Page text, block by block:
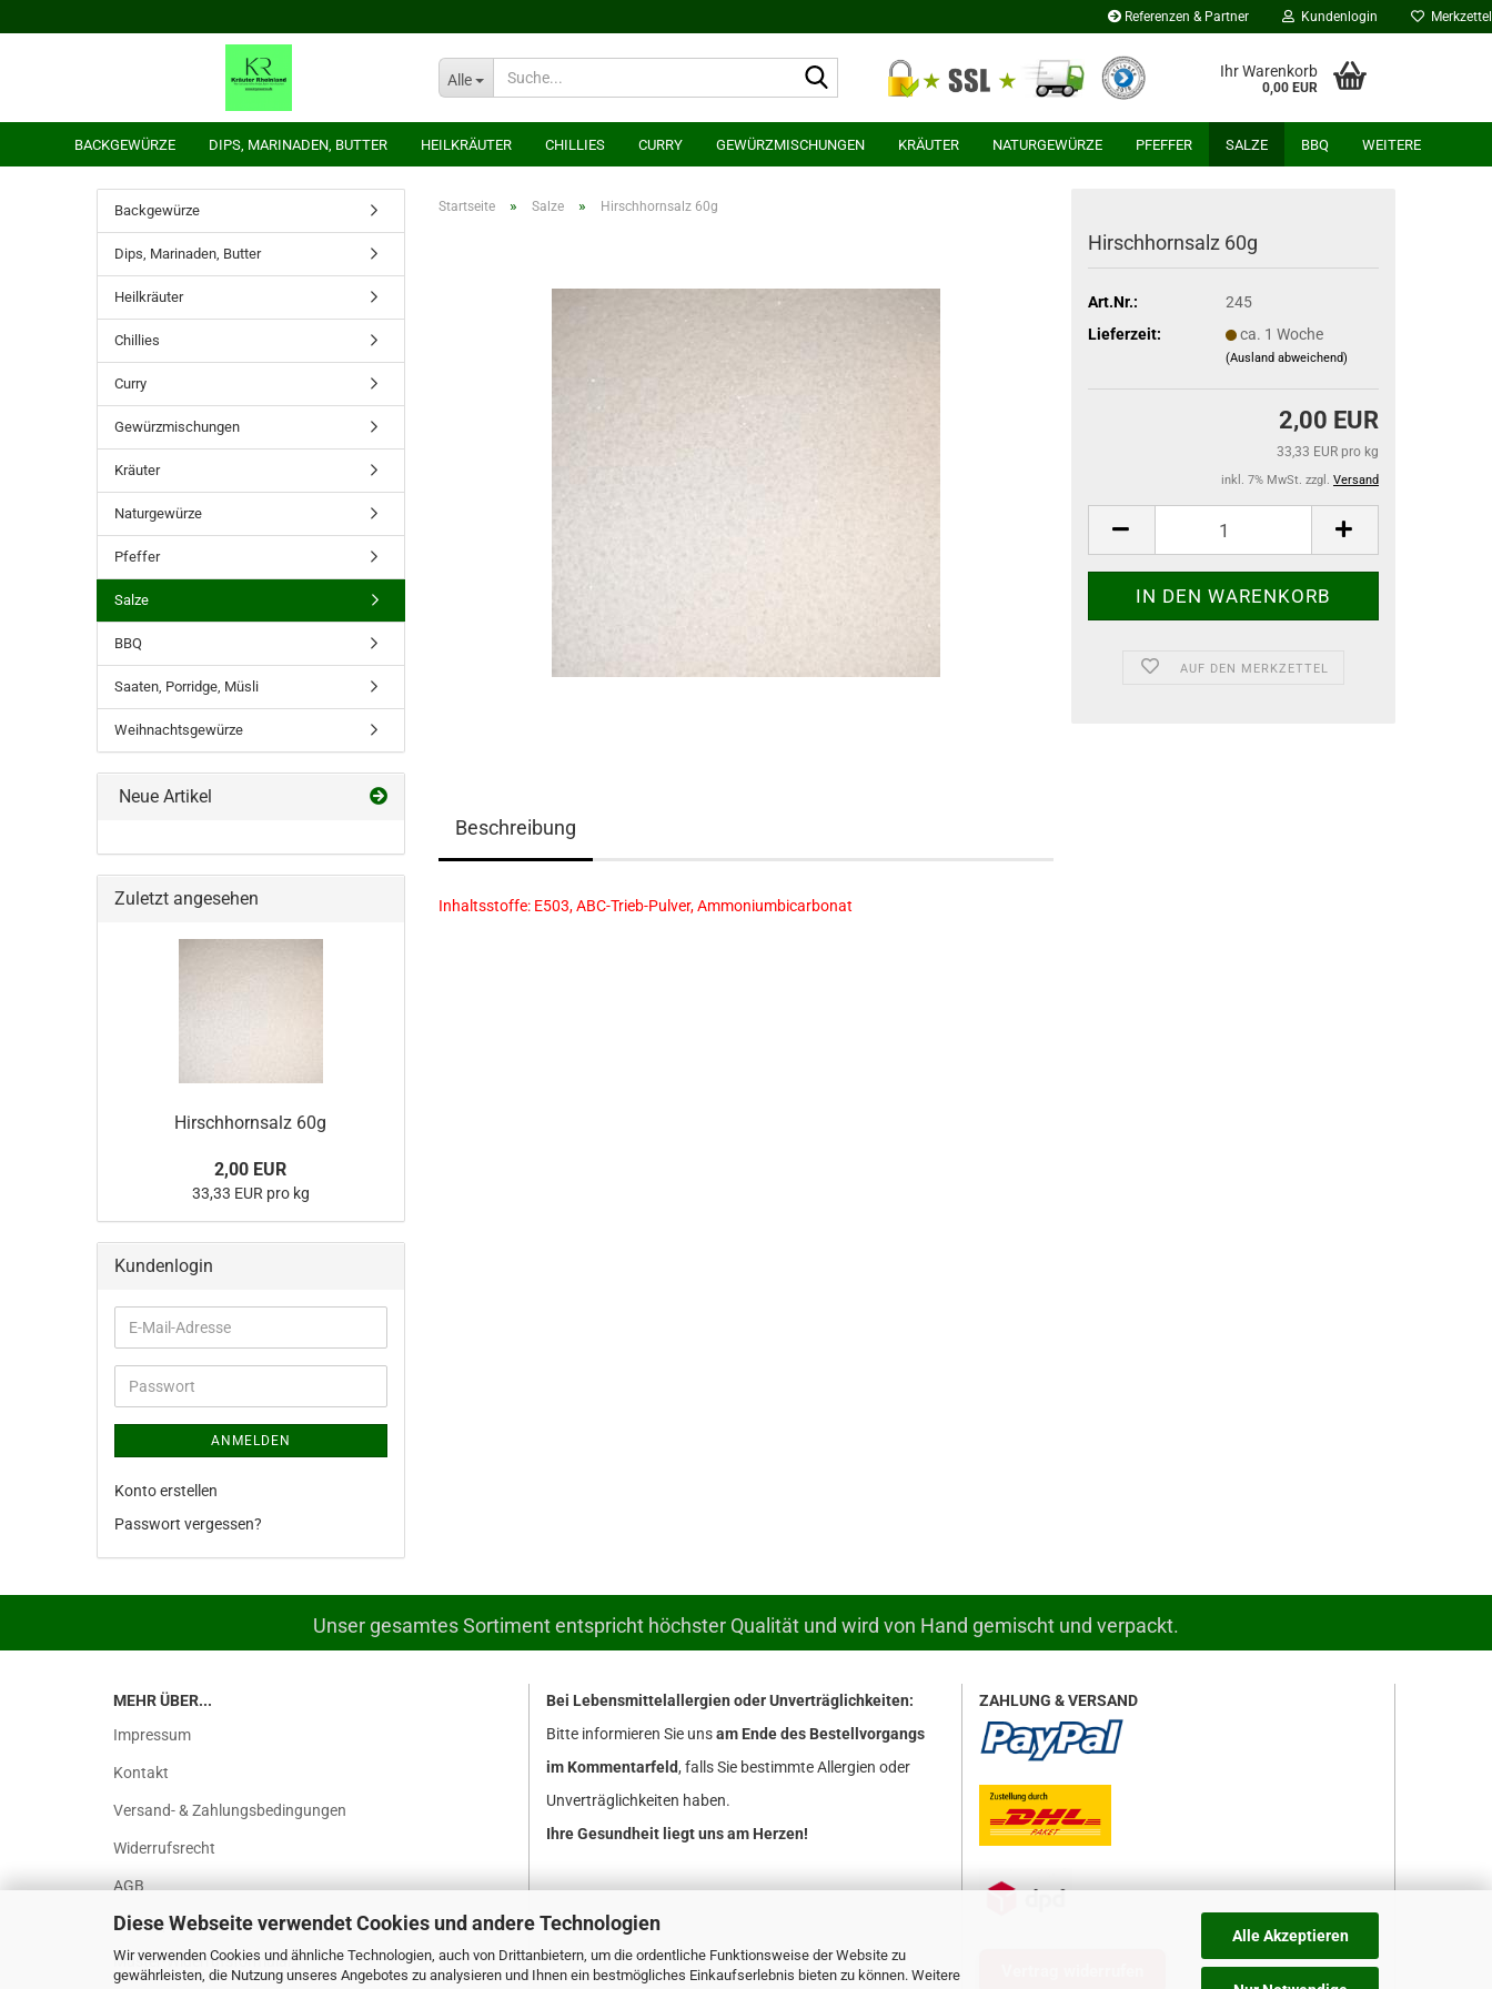
Diese Webseite verwendet Cookies und andere Technologien
Wir verwenden Cookies und ähnliche Technologien, auch von Drittanbietern, um die ordentliche Funktionsweise der Website zu
gewährleisten, die Nutzung unseres Angebotes zu analysieren und Ihnen ein bestmögliches Einkaufserlebnis bieten zu können. Weitere
Alle Akzeptieren
Referenzen & Partner Kundenlogin Merkzettel
Alle
Suche... Ihr Warenkorb
0,00 EUR
BACKGEWÜRZE DIPS, MARINADEN, BUTTER HEILKRÄUTER CHILLIES CURRY GEWÜRZMISCHUNGEN KRÄUTER NATURGEWÜRZE PFEFFER SALZE BBQ WEITERE
Startseite » Salze » Hirschhornsalz 60g
Hirschhornsalz 60g
Art.Nr.:
245
Lieferzeit:
ca. 1 Woche
(Ausland abweichend)
2,00 EUR
33,33 EUR pro kg
inkl. 7% MwSt. zzgl. Versand
AUF DEN MERKZETTEL
Beschreibung
Inhaltsstoffe: E503, ABC-Trieb-Pulver, Ammoniumbicarbonat
Backgewürze
Dips, Marinaden, Butter
Heilkräuter
Chillies
Curry
Gewürzmischungen
Kräuter
Naturgewürze
Pfeffer
Salze
BBQ
Saaten, Porridge, Müsli
Weihnachtsgewürze
Neue Artikel
Zuletzt angesehen
Hirschhornsalz 60g
2,00 EUR
33,33 EUR pro kg
Kundenlogin
E-
Mail-
Adresse
Passwort
ANMELDEN
Konto erstellen
Passwort vergessen?
Unser gesamtes Sortiment entspricht höchster Qualität und wird von Hand gemischt und verpackt.
MEHR ÜBER...
Impressum
Kontakt
Versand- & Zahlungsbedingungen
Widerrufsrecht
AGB
Privatsphäre und Datenschutz
Muster-Widerrufsformular
Bei Lebensmittelallergien oder Unverträglichkeiten:
Bitte informieren Sie unsam Ende des Bestellvorgangs
im Kommentarfeld, falls Sie bestimmte Allergien oder
Unverträglichkeiten haben.
Ihre Gesundheit liegt uns am Herzen!
ZAHLUNG & VERSAND